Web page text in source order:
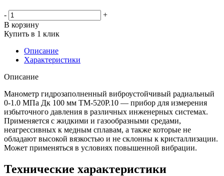
-
+
В корзину
Купить в 1 клик
Описание
Характеристики
Описание
Манометр гидрозаполненный виброустойчивый радиальный
0-1.0 МПа Дк 100 мм ТМ-520P.10 — прибор для измерения
избыточного давления в различных инженерных системах.
Применяется с жидкими и газообразными средами,
неагрессивных к медным сплавам, а также которые не
обладают высокой вязкостью и не склонны к кристаллизации.
Может применяться в условиях повышенной вибрации.
Технические характеристики